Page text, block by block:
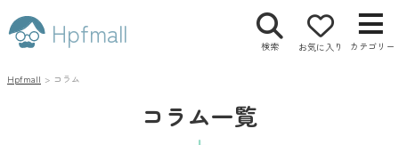
Hpfmall 検索 お気に入り カテゴリー
Hpfmall > コラム
コラム一覧